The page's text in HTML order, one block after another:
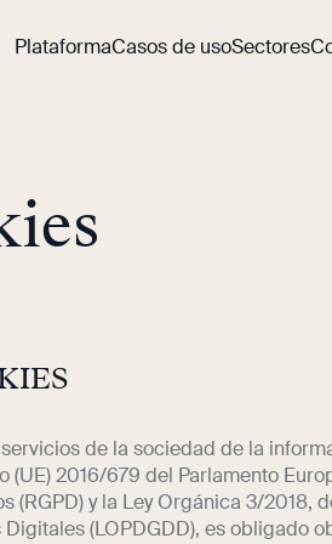
PlataformaCasos de usoSectores
de la sociedad de la
2016/679 del Parlamento
(RGPD) y la Ley Orgánica 3/2018,
(LOPDGDD), es obligado